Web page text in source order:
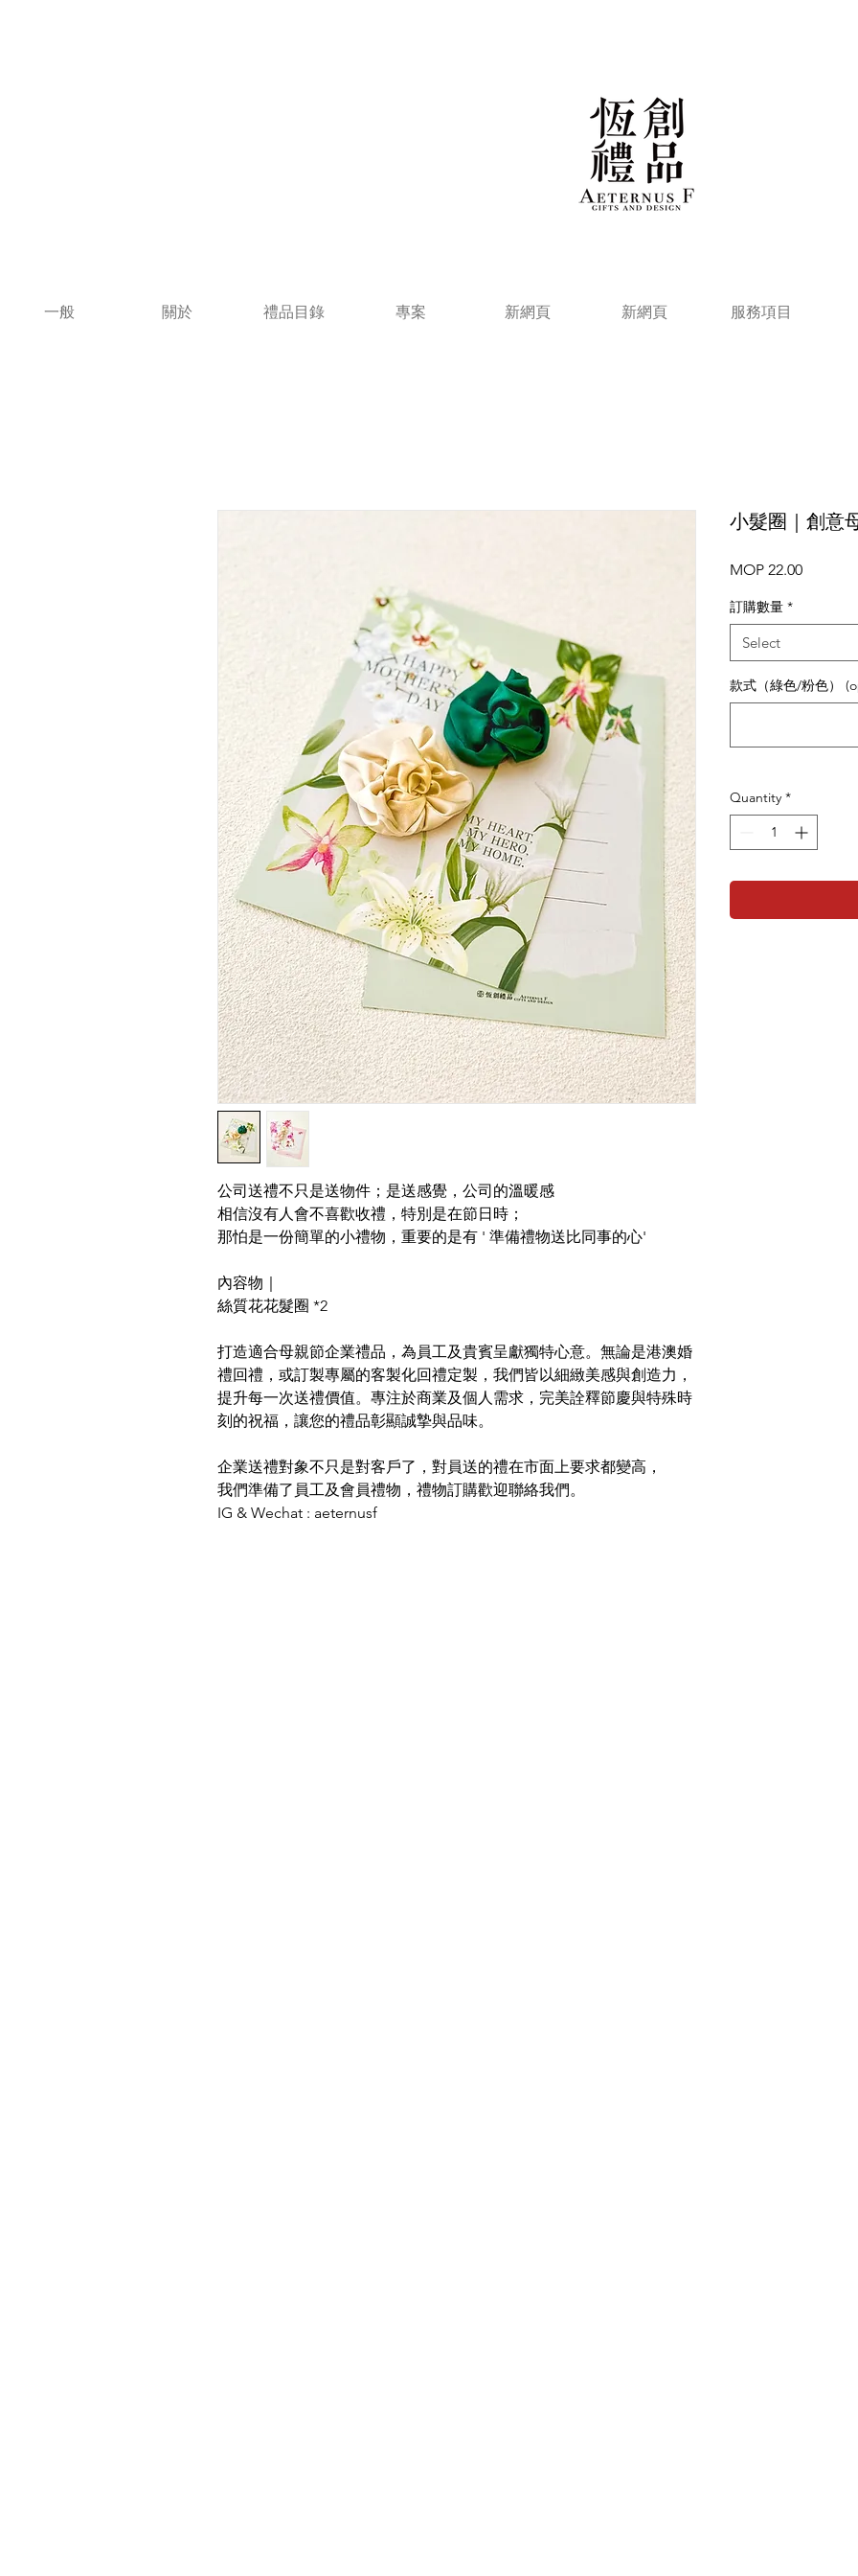
一般 關於 禮品目錄 專案 新網頁 新網頁 服務項目
公司送禮不只是送物件；是送感覺，公司的溫暖感
相信沒有人會不喜歡收禮，特別是在節日時；
那怕是一份簡單的小禮物，重要的是有 ' 準備禮物送比同事的心'
內容物｜
絲質花花髮圈 *2
打造適合母親節企業禮品，為員工及貴賓呈獻獨特心意。無論是港澳婚
禮回禮，或訂製專屬的客製化回禮定製，我們皆以細緻美感與創造力，
提升每一次送禮價值。專注於商業及個人需求，完美詮釋節慶與特殊時
刻的祝福，讓您的禮品彰顯誠摯與品味。
企業送禮對象不只是對客戶了，對員送的禮在市面上要求都變高，
我們準備了員工及會員禮物，禮物訂購歡迎聯絡我們。
IG & Wechat : aeternusf
小髮圈｜創意
MOP 22.00Price
訂購數量 *
Select
款式（綠色/粉色）
Quantity *